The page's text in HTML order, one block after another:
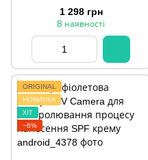
SKIN1004 Madagascar Centella
Hyalu-Cica Water-Fit Sun
1 298 грн
В наявності
ORIGINAL
НОВИНКА
ХІТ
−6%